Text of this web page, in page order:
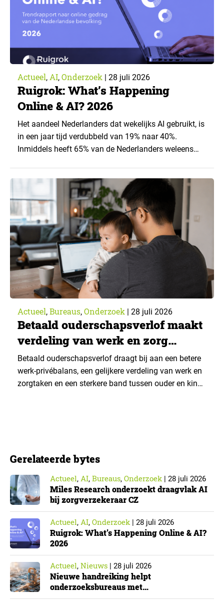
Actueel, AI, Onderzoek | 28 juli 2026
Ruigrok: What’s Happening
Online & AI? 2026
Het aandeel Nederlanders dat wekelijks AI gebruikt, is
in een jaar tijd verdubbeld van 19% naar 40%.
Inmiddels heeft 65% van de Nederlanders weleens
van What’s Happening Online & AI? 2026, het
jaarlijkse trendrapport van Ruigrok onderzoek &
advies over…
Actueel, Bureaus, Onderzoek | 28 juli 2026
Betaald ouderschapsverlof maakt
verdeling van werk en zorg
gelijker
Betaald ouderschapsverlof draagt bij aan een betere
werk-privébalans, een gelijkere verdeling van werk en
zorgtaken en een sterkere band tussen ouder en kind.
Gerelateerde bytes
Actueel, AI, Bureaus, Onderzoek| 28 juli 2026
Miles Research onderzoekt draagvlak AI
bij zorgverzekeraar CZ
Actueel, AI, Onderzoek| 28 juli 2026
Ruigrok: What’s Happening Online & AI?
2026
Actueel, Nieuws | 28 juli 2026
Nieuwe handreiking helpt
onderzoeksbureaus met
Cyberbeveiligingswet